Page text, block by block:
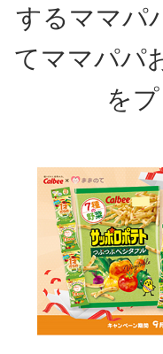
するママパ
てママパパ
を